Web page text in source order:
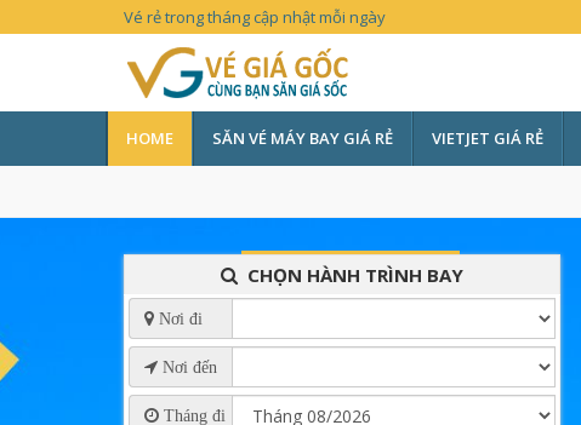
Vé rẻ trong tháng cập nhật mỗi ngày
HOME SĂN VÉ MÁY BAY GIÁ RẺ VIETJET GIÁ RẺ
CHỌN HÀNH TRÌNH BAY
Nơi đi
Nơi đến
Tháng đi